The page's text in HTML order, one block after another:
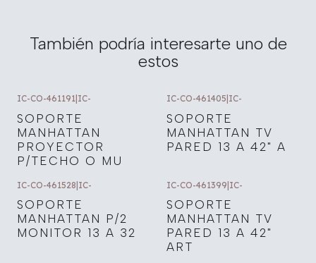
También podría interesarte uno de
estos
IC-CO-461191 IC-
SOPORTE
MANHATTAN
PROYECTOR
P/TECHO O MU
IC-CO-461405 IC-
SOPORTE
MANHATTAN TV
PARED 13 A 42" A
IC-CO-461528|IC-
SOPORTE
MANHATTAN P/2
MONITOR 13 A 32
IC-CO-461399|IC-
SOPORTE
MANHATTAN TV
PARED 13 A 42"
ART